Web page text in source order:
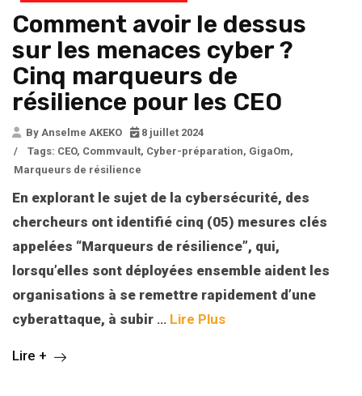
Comment avoir le dessus
sur les menaces cyber ?
Cinq marqueurs de
résilience pour les CEO
By Anselme AKEKO
8 juillet 2024
/
Tags: CEO, Commvault, Cyber-préparation, GigaOm,
Marqueurs de résilience
En explorant le sujet de la cybersécurité, des
chercheurs ont identifié cinq (05) mesures clés
appelées “Marqueurs de résilience”, qui,
lorsqu’elles sont déployées ensemble aident les
organisations à se remettre rapidement d’une
cyberattaque, à subir … Lire Plus
Lire +